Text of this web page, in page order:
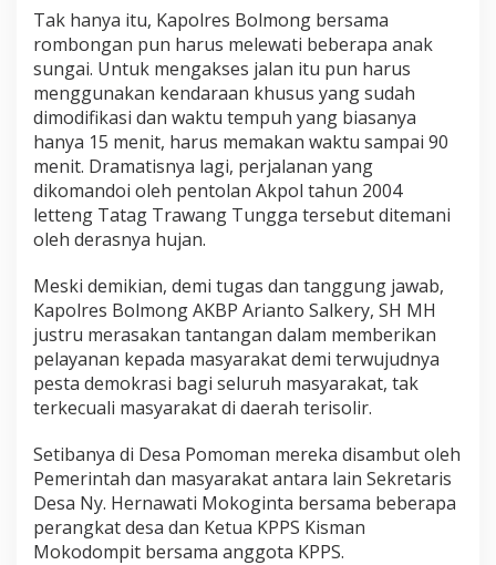
Tak hanya itu, Kapolres Bolmong bersama
rombongan pun harus melewati beberapa anak
sungai. Untuk mengakses jalan itu pun harus
menggunakan kendaraan khusus yang sudah
dimodifikasi dan waktu tempuh yang biasanya
hanya 15 menit, harus memakan waktu sampai 90
menit. Dramatisnya lagi, perjalanan yang
dikomandoi oleh pentolan Akpol tahun 2004
letteng Tatag Trawang Tungga tersebut ditemani
oleh derasnya hujan.
Meski demikian, demi tugas dan tanggung jawab,
Kapolres Bolmong AKBP Arianto Salkery, SH MH
justru merasakan tantangan dalam memberikan
pelayanan kepada masyarakat demi terwujudnya
pesta demokrasi bagi seluruh masyarakat, tak
terkecuali masyarakat di daerah terisolir.
Setibanya di Desa Pomoman mereka disambut oleh
Pemerintah dan masyarakat antara lain Sekretaris
Desa Ny. Hernawati Mokoginta bersama beberapa
perangkat desa dan Ketua KPPS Kisman
Mokodompit bersama anggota KPPS.